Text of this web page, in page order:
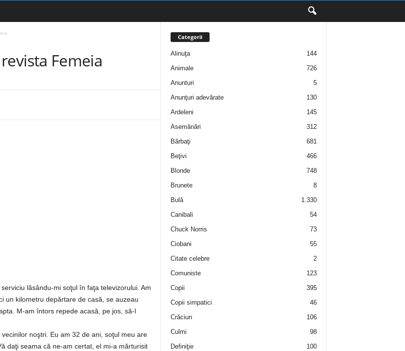
Femeia
lăsându-mi soţul în faţa televizorului. Am
un kilometru depărtare de casă, se auzeau
M-am întors repede acasă, pe jos, să-l
noştri. Eu am 32 de ani, soţul meu are
daţi seama că ne-am certat, el mi-a mărturisit
Categorii
Alinuţa
144
Animale
726
Anunturi
5
Anunţuri adevărate
130
Ardeleni
145
Asemănări
312
Bărbaţi
681
Beţivi
466
Blonde
748
Brunete
8
Bulă
1.330
Canibali
54
Chuck Norris
73
Ciobani
55
Citate celebre
2
Comuniste
123
Copii
395
Copii simpatici
46
Crăciun
106
Culmi
98
Definiţie
100